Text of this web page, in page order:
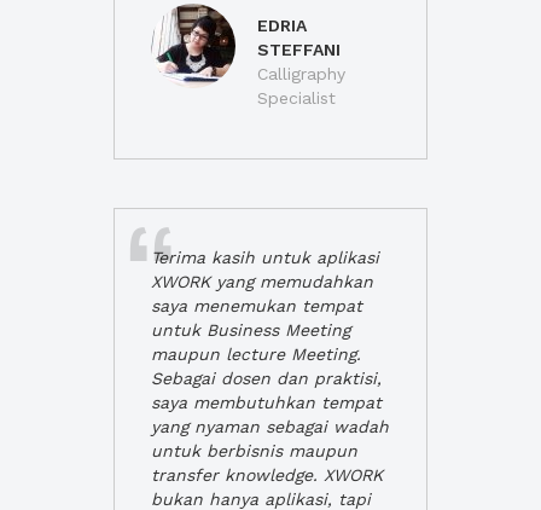
EDRIA
STEFFANI
Calligraphy
Specialist
Terima kasih untuk aplikasi
XWORK yang memudahkan
saya menemukan tempat
untuk Business Meeting
maupun lecture Meeting.
Sebagai dosen dan praktisi,
saya membutuhkan tempat
yang nyaman sebagai wadah
untuk berbisnis maupun
transfer knowledge. XWORK
bukan hanya aplikasi, tapi